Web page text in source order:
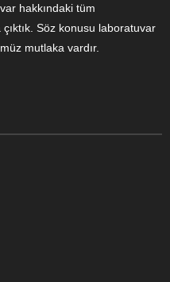
hakkındaki tüm
Söz konusu laboratuvar
mutlaka vardır.